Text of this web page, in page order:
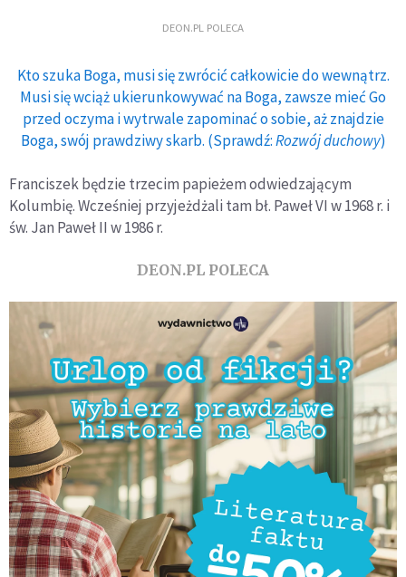
DEON.PL POLECA
Kto szuka Boga, musi się zwrócić całkowicie do wewnątrz.
Musi się wciąż ukierunkowywać na Boga, zawsze mieć Go
przed oczyma i wytrwale zapominać o sobie, aż znajdzie
Boga, swój prawdziwy skarb. (Sprawdź:Rozwój duchowy)
Franciszek będzie trzecim papieżem odwiedzającym
Kolumbię. Wcześniej przyjeżdżali tam bł. Paweł VI w 1968 r. i
św. Jan Paweł II w 1986 r.
DEON.PL POLECA